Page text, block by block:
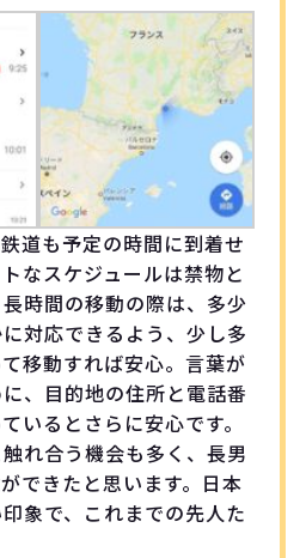
道も予定の時間に到着せ
なスケジュールは禁物と
時間の移動の際は、多少
対応できるよう、少し多
移動すれば安心。言葉が
、目的地の住所と電話番
いるとさらに安心です。
れ合う機会も多く、長男
できたと思います。日本
象で、これまでの先人た